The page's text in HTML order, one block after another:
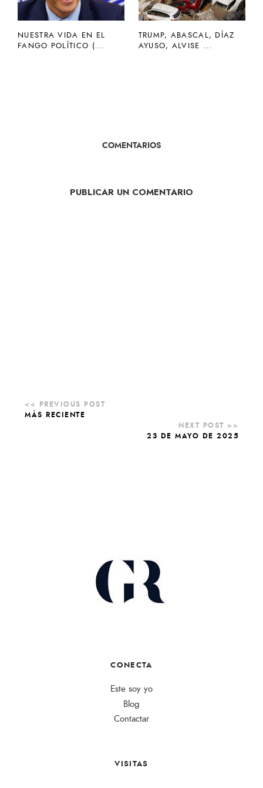
NUESTRA VIDA EN EL
FANGO POLÍTICO (...
TRUMP, ABASCAL, DÍAZ
AYUSO, ALVISE ...
COMENTARIOS
PUBLICAR UN COMENTARIO
MÁS RECIENTE
23 DE MAYO DE 2025
CONECTA
Este soy yo
Blog
Contactar
VISITAS